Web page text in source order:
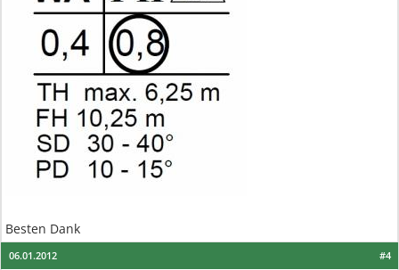
Besten Dank
#4
06.01.2012